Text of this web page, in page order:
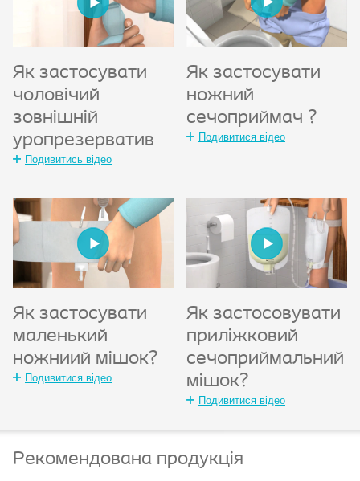
Як застосувати
чоловічий
зовнішній
уропрезерватив
Подивитись відео
Як застосувати
ножний
сечоприймач ?
Подивитися відео
Як застосувати
маленький
ножниий мішок?
Подивитися відео
Як застосовувати
приліжковий
сечоприймальний
мішок?
Подивитися відео
Рекомендована продукція